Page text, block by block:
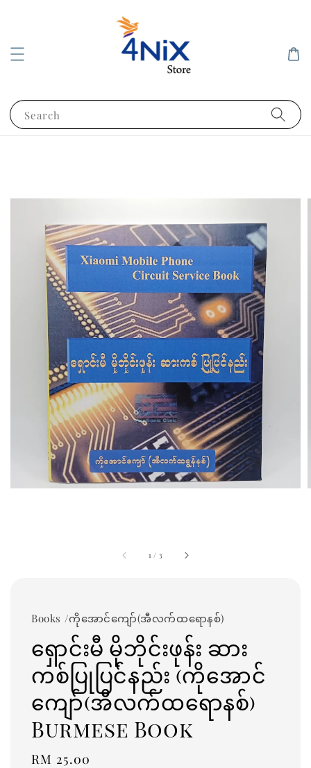
Search
1 / 3
Books /ကိုအောင်ကျော်(အီလက်ထရောနစ်)
ရှောင်းမီ မိုဘိုင်းဖုန်း ဆား
ကစ်ပြုပြင်နည်း (ကိုအောင်
ကျော်(အီလက်ထရောနစ်)
Burmese Book
Regular
RM 25.00